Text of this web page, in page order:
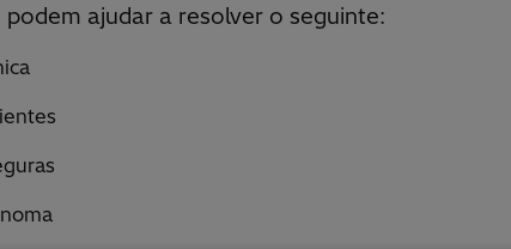
ajudar a resolver o seguinte: